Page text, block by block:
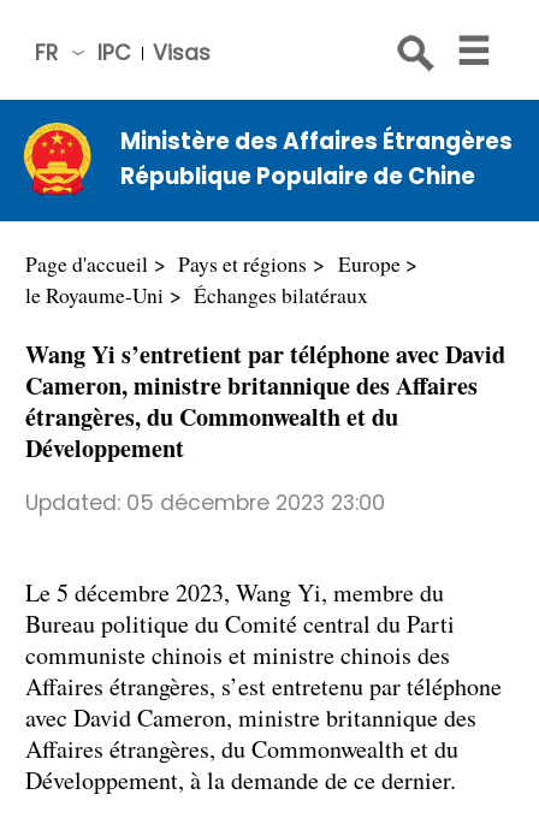
IPC Visas
FR
中文
Engli
sh
Русс
Espa
عربي
Ministère des Affaires Étrangères
République Populaire de Chine
Page d'accueil Pays et régions
Europe
le Royaume-Uni
Échanges bilatéraux
Wang Yi s’entretient par téléphone avec David
Cameron, ministre britannique des Affaires
étrangères, du Commonwealth et du
Développement
Updated: 05 décembre 2023 23:00
Le 5 décembre 2023, Wang Yi, membre du
Bureau politique du Comité central du Parti
communiste chinois et ministre chinois des
Affaires étrangères, s’est entretenu par téléphone
avec David Cameron, ministre britannique des
Affaires étrangères, du Commonwealth et du
Développement, à la demande de ce dernier.